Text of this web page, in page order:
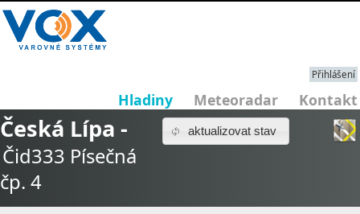
Přihlášení
Hladiny Meteoradar Kontakt
aktualizovat stav
Česká Lípa -
Čid333 Písečná
čp. 4